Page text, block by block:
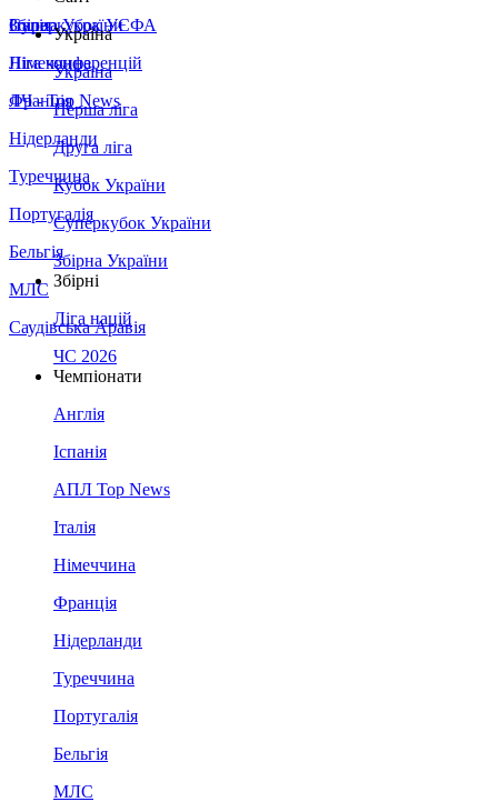
Збірна України
Італія
Німеччина
Франція
Нідерланди
Туреччина
Португалія
Бельгія
МЛС
Саудівська Аравія
Суперкубок УЄФА
Ліга конференцій
ЛЧ - Top News
Україна
Україна
Перша ліга
Друга ліга
Кубок України
Суперкубок України
Збірна України
Збірні
Ліга націй
ЧС 2026
Чемпіонати
Англія
Іспанія
АПЛ Top News
Італія
Німеччина
Франція
Нідерланди
Туреччина
Португалія
Бельгія
МЛС